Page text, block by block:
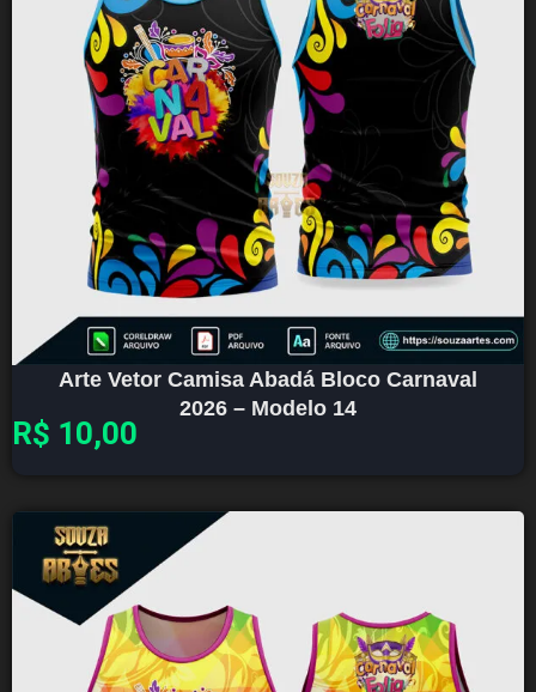
Arte Vetor Camisa Abadá Bloco Carnaval
2026 – Modelo 14
R$ 10,00